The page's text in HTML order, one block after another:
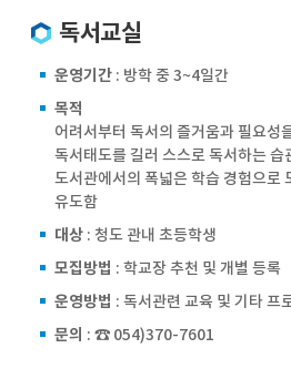
독서교실
운영기간 : 방학 중 3~4일간
목적
어려서부터 독서의 즐거움과 필요성
독서태도를 길러 스스로 독서하는 습
도서관에서의 폭넓은 학습 경험으로
유도함
대상 : 청도 관내 초등학생
모집방법 : 학교장 추천 및 개별 등록
운영방법 : 독서관련 교육 및 기타 프
문의 : ☎ 054)370-7601